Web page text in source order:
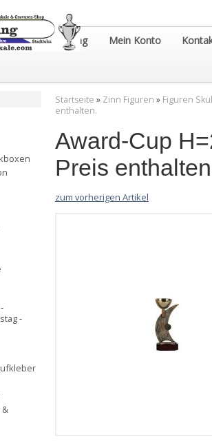
Shop Gosling Mein Konto
Startseite » Zinn Figuren » Figuren
enthalten.
Award-Cup
Preis
zum vorherigen Artikel
-
&